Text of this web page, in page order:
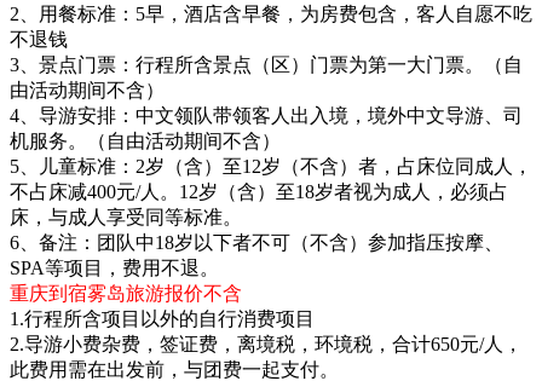
2、用餐标准：5早，酒店含早餐，为房费包含，客人自愿不吃
不退钱
3、景点门票：行程所含景点（区）门票为第一大门票。（自
由活动期间不含）
4、导游安排：中文领队带领客人出入境，境外中文导游、司
机服务。（自由活动期间不含）
5、儿童标准：2岁（含）至12岁（不含）者，占床位同成人，
不占床减400元/人。12岁（含）至18岁者视为成人，必须占
床，与成人享受同等标准。
6、备注：团队中18岁以下者不可（不含）参加指压按摩、
SPA等项目，费用不退。
重庆到宿雾岛旅游报价不含
1.行程所含项目以外的自行消费项目
2.导游小费杂费，签证费，离境税，环境税，合计650元/人，
此费用需在出发前，与团费一起支付。